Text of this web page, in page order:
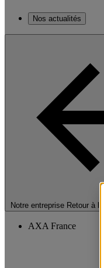
Nos actualités
Notre entreprise Retour à
AXA France